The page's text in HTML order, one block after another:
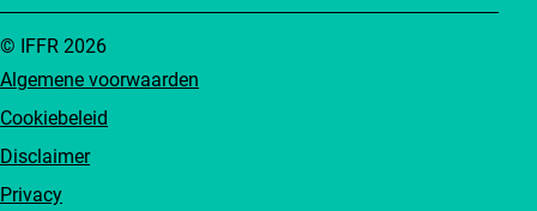
Algemene voorwaarden
Cookiebeleid
Disclaimer
Privacy
© IFFR 2026